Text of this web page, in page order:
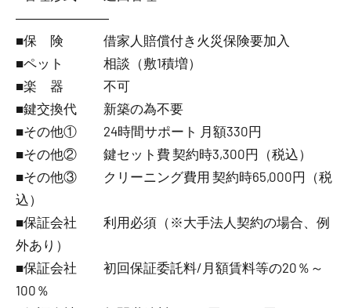
―――――――
■保 険 借家人賠償付き火災保険要加入
■ペット 相談（敷1積増）
■楽 器 不可
■鍵交換代 新築の為不要
■その他① 24時間サポート 月額330円
■その他② 鍵セット費 契約時3,300円（税込）
■その他③ クリーニング費用 契約時65,000円（税
込）
■保証会社 利用必須（※大手法人契約の場合、例
外あり）
■保証会社 初回保証委託料/月額賃料等の20％～
100％